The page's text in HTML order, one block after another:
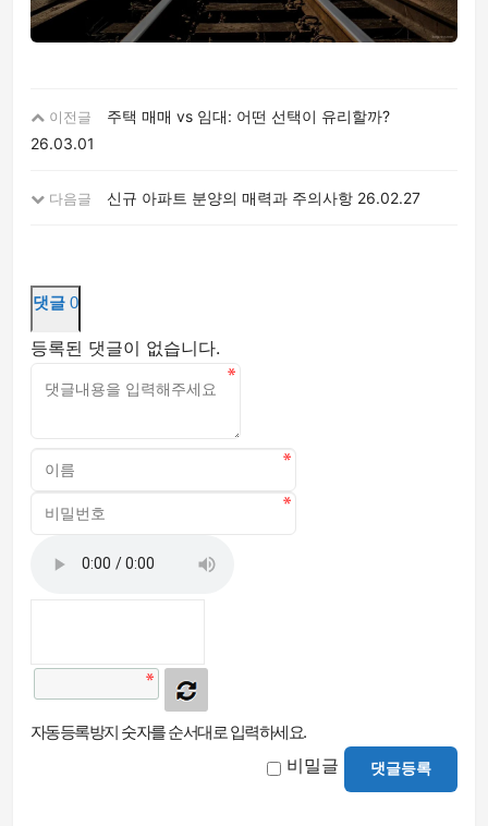
이전글
주택 매매 vs 임대: 어떤 선택이 유리할까?
26.03.01
다음글 신규 아파트 분양의 매력과 주의사항 26.02.27
댓글 0
등록된 댓글이 없습니다.
자동등록방지 숫자를 순서대로 입력하세요.
비밀글 댓글등록